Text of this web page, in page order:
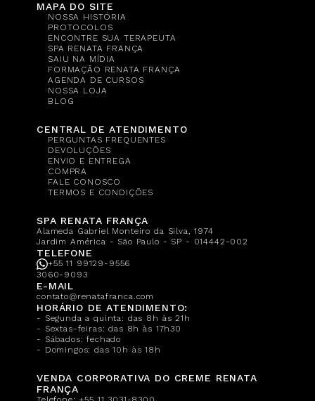
MAPA DO SITE
NOSSA HISTÓRIA
PROTOCOLOS
ENCONTRE SUA TERAPEUTA
SPA RENATA FRANÇA
SAIU NA MÍDIA
FORMAÇÃO RENATA FRANÇA
AGENDA DE CURSOS
NOSSA LOJA
BLOG
CENTRAL DE ATENDIMENTO
PERGUNTAS FREQUENTES
DEVOLUÇÕES
ENVIO E ENTREGA
COMPRA
FALE CONOSCO
TERMOS E CONDIÇÕES
SPA RENATA FRANÇA
Alameda Gabriel Monteiro da Silva, 1974
Jardim América - São Paulo - SP - 014442-002
TELEFONE
+55 11 99129-9556
3060-9093
E-MAIL
contato@renatafranca.com
HORÁRIO DE ATENDIMENTO:
- Segunda a quinta: das 8h às 21h
- Sextas-feiras: das 8h às 17h30
- Sábados: fechado
- Domingos: das 10h às 18h
VENDA CORPORATIVA DO CREME RENATA
FRANÇA